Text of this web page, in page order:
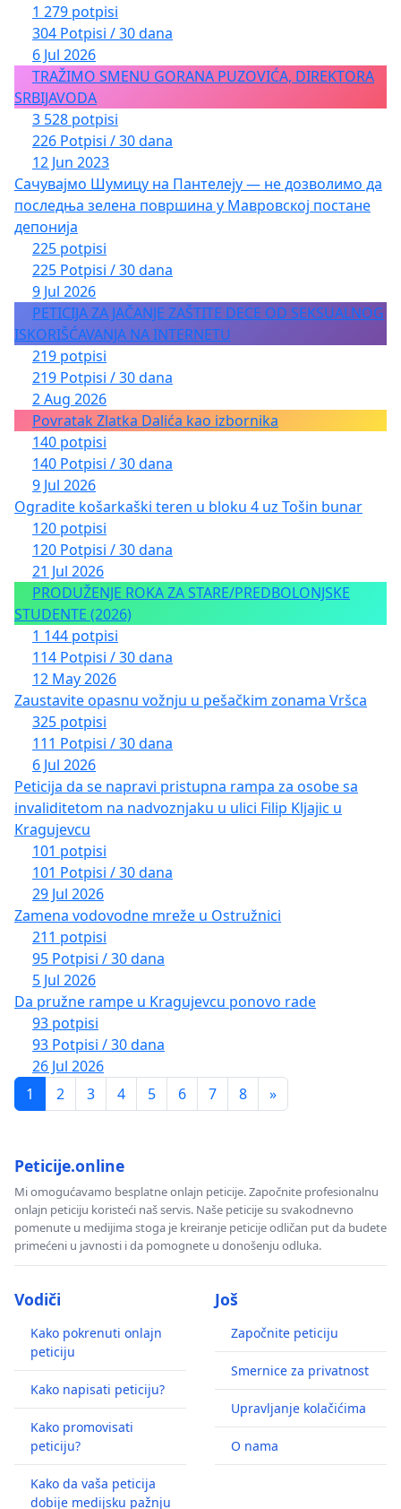
1 279 potpisi
304 Potpisi / 30 dana
6 Jul 2026
TRAŽIMO SMENU GORANA PUZOVIĆA, DIREKTORA
SRBIJAVODA
3 528 potpisi
226 Potpisi / 30 dana
12 Jun 2023
Сачувајмо Шумицу на Пантелеју — не дозволимо да
последња зелена површина у Мавровској постане
депонија
225 potpisi
225 Potpisi / 30 dana
9 Jul 2026
PETICIJA ZA JAČANJE ZAŠTITE DECE OD SEKSUALNOG
ISKORIŠĆAVANJA NA INTERNETU
219 potpisi
219 Potpisi / 30 dana
2 Aug 2026
Povratak Zlatka Dalića kao izbornika
140 potpisi
140 Potpisi / 30 dana
9 Jul 2026
Ogradite košarkaški teren u bloku 4 uz Tošin bunar
120 potpisi
120 Potpisi / 30 dana
21 Jul 2026
PRODUŽENJE ROKA ZA STARE/PREDBOLONJSKE
STUDENTE (2026)
1 144 potpisi
114 Potpisi / 30 dana
12 May 2026
Zaustavite opasnu vožnju u pešačkim zonama Vršca
325 potpisi
111 Potpisi / 30 dana
6 Jul 2026
Peticija da se napravi pristupna rampa za osobe sa
invaliditetom na nadvoznjaku u ulici Filip Kljajic u
Kragujevcu
101 potpisi
101 Potpisi / 30 dana
29 Jul 2026
Zamena vodovodne mreže u Ostružnici
211 potpisi
95 Potpisi / 30 dana
5 Jul 2026
Da pružne rampe u Kragujevcu ponovo rade
93 potpisi
93 Potpisi / 30 dana
26 Jul 2026
1
2 3 4 5 6 7 8 »
Peticije.online
Mi omogućavamo besplatne onlajn peticije. Započnite profesionalnu
onlajn peticiju koristeći naš servis. Naše peticije su svakodnevno
pomenute u medijima stoga je kreiranje peticije odličan put da budete
primećeni u javnosti i da pomognete u donošenju odluka.
Vodiči
Kako pokrenuti onlajn
peticiju
Kako napisati peticiju?
Kako promovisati
peticiju?
Kako da vaša peticija
dobije medijsku pažnju
Još
Započnite peticiju
Smernice za privatnost
Upravljanje kolačićima
O nama